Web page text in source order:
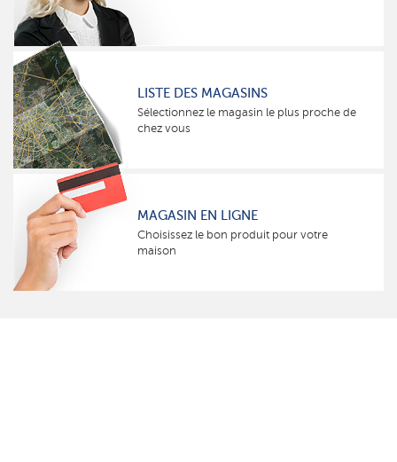
LISTE DES MAGASINS
Sélectionnez le magasin le plus proche de
chez vous
MAGASIN EN LIGNE
Choisissez le bon produit pour votre
maison